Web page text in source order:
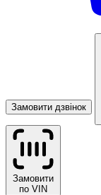
Замовити дзвінок
Замовити
по VIN